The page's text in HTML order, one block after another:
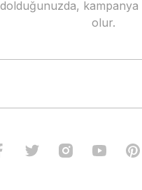
Gönder
olur.